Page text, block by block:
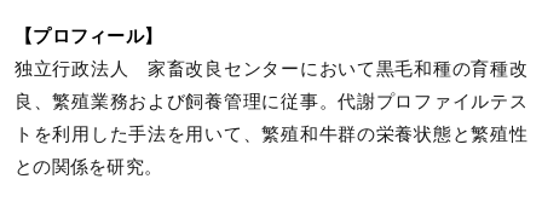
【プロフィール】
独立行政法人 家畜改良センターにおいて黒毛和種の育種改
良、繁殖業務および飼養管理に従事。代謝プロファイルテス
トを利用した手法を用いて、繁殖和牛群の栄養状態と繁殖性
との関係を研究。